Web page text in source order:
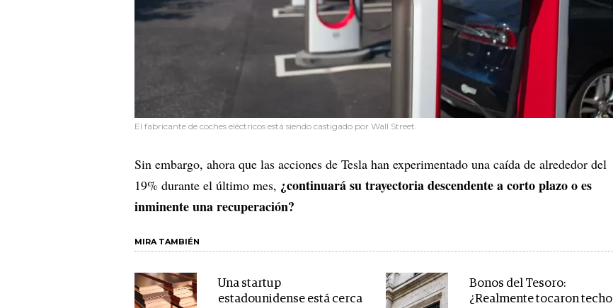
El fabricante de coches eléctricos está siendo castigado por Wall Street.
Sin embargo, ahora que las acciones de Tesla han experimentado una caída de alrededor del
19% durante el último mes, ¿continuará su trayectoria descendente a corto plazo o es
inminente una recuperación?
MIRA TAMBIÉN
Una startup
estadounidense está cerca
Bonos del Tesoro:
¿Realmente tocaron techo